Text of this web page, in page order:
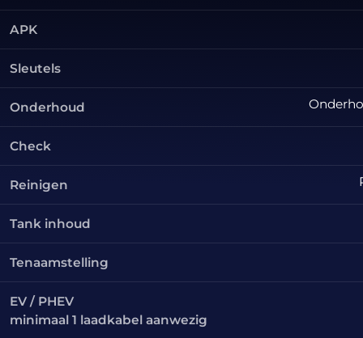
APK
Sleutels
Onderhoud
Check
Reinigen
Tank inhoud
Tenaamstelling
EV / PHEV
minimaal 1 laadkabel aanwezig